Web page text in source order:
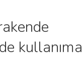
kullanıma